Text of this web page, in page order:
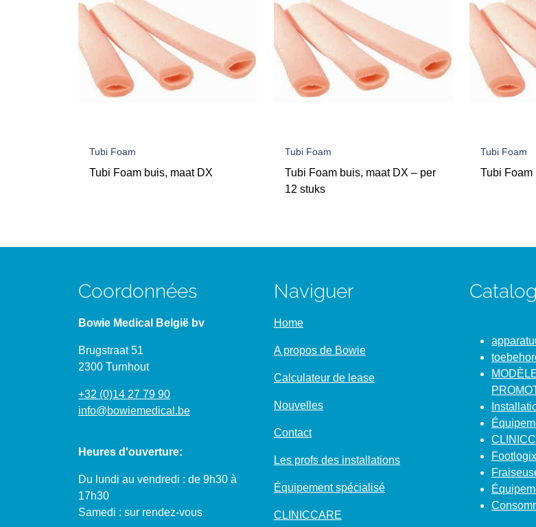
Tubi Foam
Tubi Foam buis, maat DX
Tubi Foam
Tubi Foam buis, maat DX – per
12 stuks
Tubi Foam
Tubi Foam
Coordonnées
Bowie Medical België bv
Brugstraat 51
2300 Turnhout
+32 (0)14 27 79 90
info@bowiemedical.be
Heures d'ouverture:
Du lundi au vendredi : de 9h30 à
17h30
Samedi : sur rendez-vous
Naviguer
Home
A propos de Bowie
Calculateur de lease
Nouvelles
Contact
Les profs des installations
Équipement spécialisé
CLINICCARE